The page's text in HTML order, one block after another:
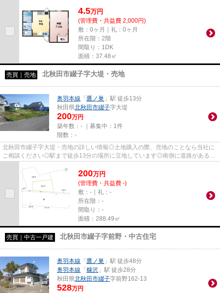
4.5万円
(管理費・共益費 2,000円)
敷：0ヶ月｜礼：0ヶ月
所在階：2階
間取り：1DK
面積：37.48㎡
売買｜売地 北秋田市綴子字大堤・売地
奥羽本線 「 鷹ノ巣 」駅 徒歩13分
秋田県北秋田市綴子字大堤
200万円
築年数：- ｜募集中： 1件
階数：-
北秋田市綴子字大堤・売地の詳しい情報◎土地購入の際、売地のことなら当社に
ご相談ください◎駅まで徒歩13分の場所に立地しています◎南側に道路があるた
200万円
(管理費・共益費 -)
敷：-｜礼：-
所在階：-
間取り：-
面積：288.49㎡
売買｜中古一戸建 北秋田市綴子字前野・中古住宅
奥羽本線 「 鷹ノ巣 」駅 徒歩48分
奥羽本線 「 糠沢 」駅 徒歩28分
秋田県北秋田市綴子字前野162-13
528万円